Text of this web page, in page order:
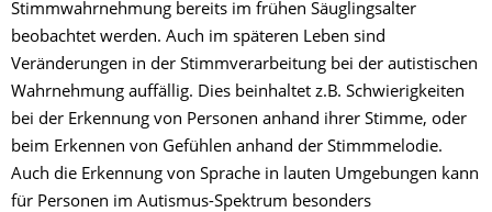
Stimmwahrnehmung bereits im frühen Säuglingsalter
beobachtet werden. Auch im späteren Leben sind
Veränderungen in der Stimmverarbeitung bei der autistischen
Wahrnehmung auffällig. Dies beinhaltet z.B. Schwierigkeiten
bei der Erkennung von Personen anhand ihrer Stimme, oder
beim Erkennen von Gefühlen anhand der Stimmmelodie.
Auch die Erkennung von Sprache in lauten Umgebungen kann
für Personen im Autismus-Spektrum besonders